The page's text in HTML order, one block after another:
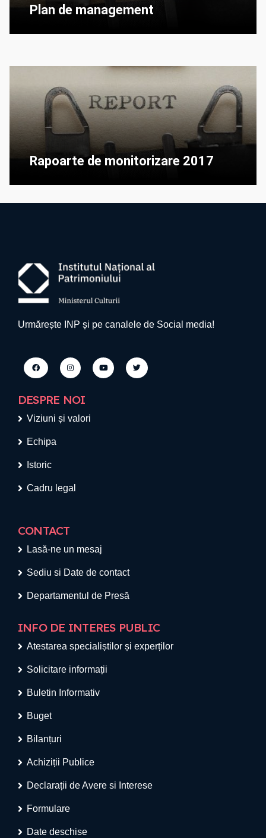
Plan de management
Rapoarte de monitorizare 2017
Urmărește INP și pe canalele de Social media!
DESPRE NOI
Viziuni și valori
Echipa
Istoric
Cadru legal
CONTACT
Lasă-ne un mesaj
Sediu si Date de contact
Departamentul de Presă
INFO DE INTERES PUBLIC
Atestarea specialiștilor și experților
Solicitare informații
Buletin Informativ
Buget
Bilanțuri
Achiziții Publice
Declarații de Avere si Interese
Formulare
Date deschise